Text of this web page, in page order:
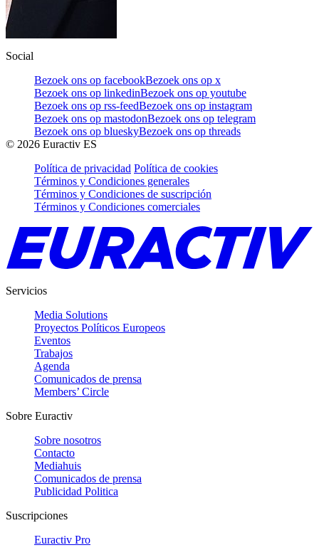
Social
Bezoek ons op facebookBezoek ons op x
Bezoek ons op linkedinBezoek ons op youtube
Bezoek ons op rss-feedBezoek ons op instagram
Bezoek ons op mastodonBezoek ons op telegram
Bezoek ons op blueskyBezoek ons op threads
© 2026 Euractiv ES
Política de privacidad Política de cookies
Términos y Condiciones generales
Términos y Condiciones de suscripción
Términos y Condiciones comerciales
Servicios
Media Solutions
Proyectos Políticos Europeos
Eventos
Trabajos
Agenda
Comunicados de prensa
Members’ Circle
Sobre Euractiv
Sobre nosotros
Contacto
Mediahuis
Comunicados de prensa
Publicidad Politica
Suscripciones
Euractiv Pro